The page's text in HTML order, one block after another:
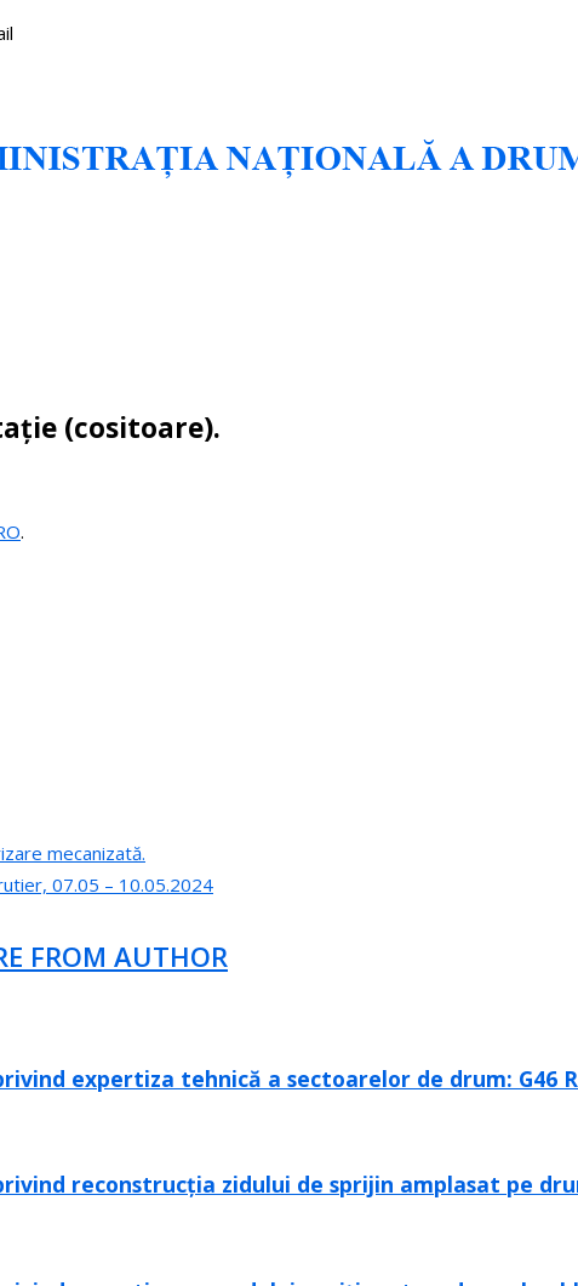
(cositoare).
.
mecanizată.
07.05 – 10.05.2024
FROM AUTHOR
expertiza tehnică a sectoarelor de drum: G46
reconstrucția zidului de sprijin amplasat pe